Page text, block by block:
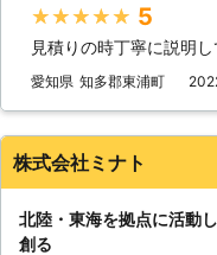
★★★★★ 5
見積りの時丁寧に説明
愛知県 知多郡東浦町
株式会社ミナト
北陸・東海を拠点に活動
創る